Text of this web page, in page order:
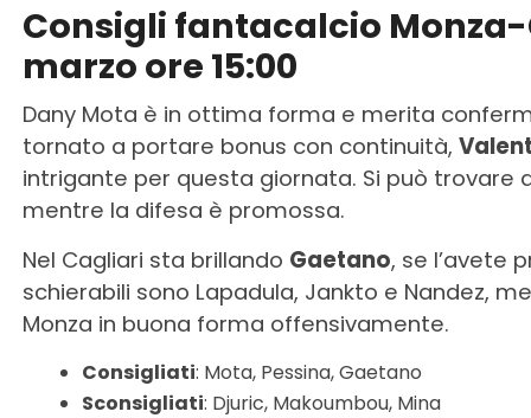
Consigli fantacalcio
marzo ore 15:00
Dany Mota è in ottima forma e merita
tornato a portare bonus con continuità,
intrigante per questa giornata. Si può trovare
mentre la difesa è promossa.
Nel Cagliari sta brillando Gaetano, se l’avete
schierabili sono Lapadula, Jankto e Nandez,
Monza in buona forma offensivamente.
Consigliati: Mota, Pessina, Gaetano
Sconsigliati: Djuric, Makoumbou, Mina